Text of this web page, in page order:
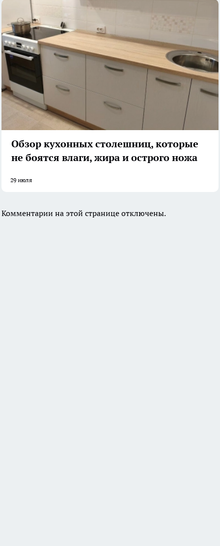
Обзор кухонных столешниц, которые
не боятся влаги, жира и острого ножа
29 июля
Комментарии на этой странице отключены.